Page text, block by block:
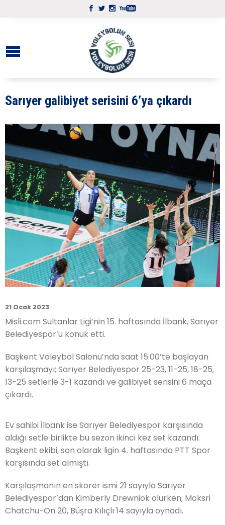
Sarıyer galibiyet serisini 6’ya çıkardı
21 Ocak 2023
Misli.com Sultanlar Ligi’nin 15. haftasında İlbank, Sarıyer
Belediyespor’u konuk etti.
Başkent Voleybol Salonu’nda saat 15.00’te başlayan
karşılaşmayı; Sarıyer Belediyespor 25-23, 11-25, 18-25,
13-25 setlerle 3-1 kazandı ve galibiyet serisini 6 maça
çıkardı.
Ev sahibi İlbank ise Sarıyer Belediyespor karşısında
aldığı setle birlikte bu sezon ikinci kez set kazandı.
Başkent ekibi, son olarak ligin 4. haftasında PTT Spor
karşısında set almıştı.
Karşılaşmanın en skorer ismi 21 sayıyla Sarıyer
Belediyespor’dan Kimberly Drewniok olurken; Moksri
Chatchu-On 20, Büşra Kılıçlı 14 sayıyla oynadı.